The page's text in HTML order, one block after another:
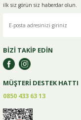
ilk siz görün siz haberdar olun.
BİZİ TAKİP EDİN
MÜŞTERİ DESTEK HATTI
0850 433 63 13